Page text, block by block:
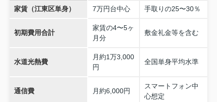
家賃（江東区単身） 7万円台中心 手取りの25〜30％
初期費用合計
家賃の4〜5ヶ
月分
敷金礼金等を含む
水道光熱費
月約1万3,000
円
全国単身平均水準
通信費 月約6,000円
スマートフォン中
心想定